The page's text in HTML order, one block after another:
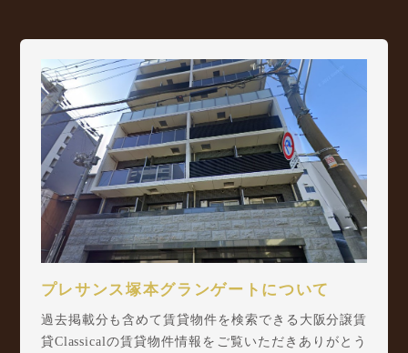
プレサンス塚本グランゲートについて
過去掲載分も含めて賃貸物件を検索できる大阪分譲賃
貸Classicalの賃貸物件情報をご覧いただきありがとう